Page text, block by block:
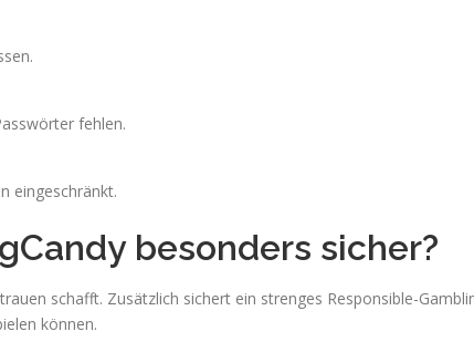
fehlen.
eingeschränkt.
besonders sicher?
schafft. Zusätzlich sichert ein strenges Responsible-
können.